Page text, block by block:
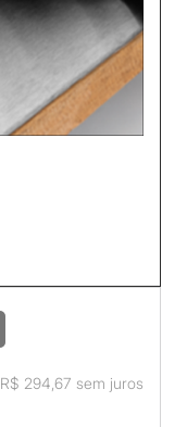
R$ 294,67 sem juros